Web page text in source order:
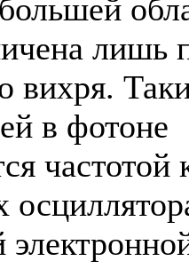
лишь
вихря.
в фотоне
частотой